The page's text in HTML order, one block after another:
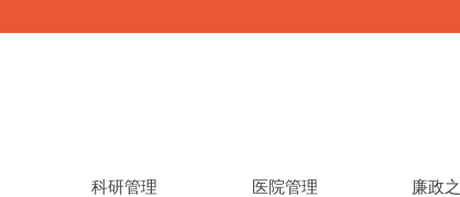
科研管理 医院管理 廉政